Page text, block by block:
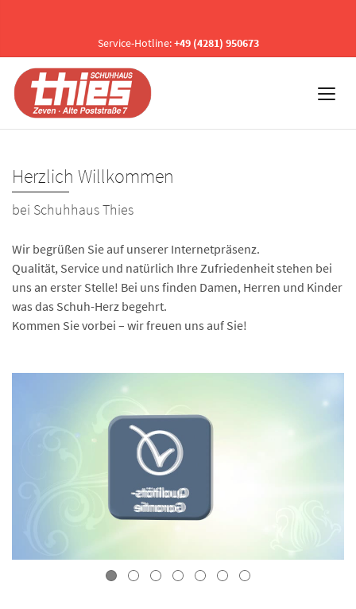
Service-Hotline:+49 (4281) 950673
Herzlich Willkommen
bei Schuhhaus Thies
Wir begrüßen Sie auf unserer Internetpräsenz.
Qualität, Service und natürlich Ihre Zufriedenheit stehen bei
uns an erster Stelle! Bei uns finden Damen, Herren und Kinder
was das Schuh-Herz begehrt.
Kommen Sie vorbei – wir freuen uns auf Sie!